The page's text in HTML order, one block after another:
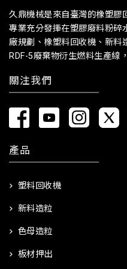
久鼎機械是來自臺灣的橡塑膠
專業充分發揮在塑膠廢料粉碎
廠規劃、橡塑料回收機、新料
RDF-5廢棄物衍生燃料生產線
關注我們
產品
塑料回收機
新料造粒
色母造粒
板材押出